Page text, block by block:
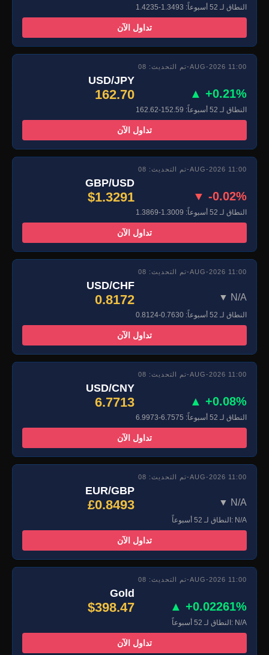
النطاق لـ 52 أسبوعاً: 1.3493-1.4235
تداول الآن
تم التحديث: 08-AUG-2026 11:00
USD/JPY
162.70 ▲ +0.21%
النطاق لـ 52 أسبوعاً: 152.59-162.62
تداول الآن
تم التحديث: 08-AUG-2026 11:00
GBP/USD
$1.3291 ▼ -0.02%
النطاق لـ 52 أسبوعاً: 1.3009-1.3869
تداول الآن
تم التحديث: 08-AUG-2026 11:00
USD/CHF
0.8172 ▼ N/A
النطاق لـ 52 أسبوعاً: 0.7630-0.8124
تداول الآن
تم التحديث: 08-AUG-2026 11:00
USD/CNY
6.7713 ▲ +0.08%
النطاق لـ 52 أسبوعاً: 6.7575-6.9973
تداول الآن
تم التحديث: 08-AUG-2026 11:00
EUR/GBP
£0.8493 ▼ N/A
النطاق لـ 52 أسبوعاً: N/A
تداول الآن
تم التحديث: 08-AUG-2026 11:00
Gold
$398.47 ▲ +0.02261%
النطاق لـ 52 أسبوعاً: N/A
تداول الآن